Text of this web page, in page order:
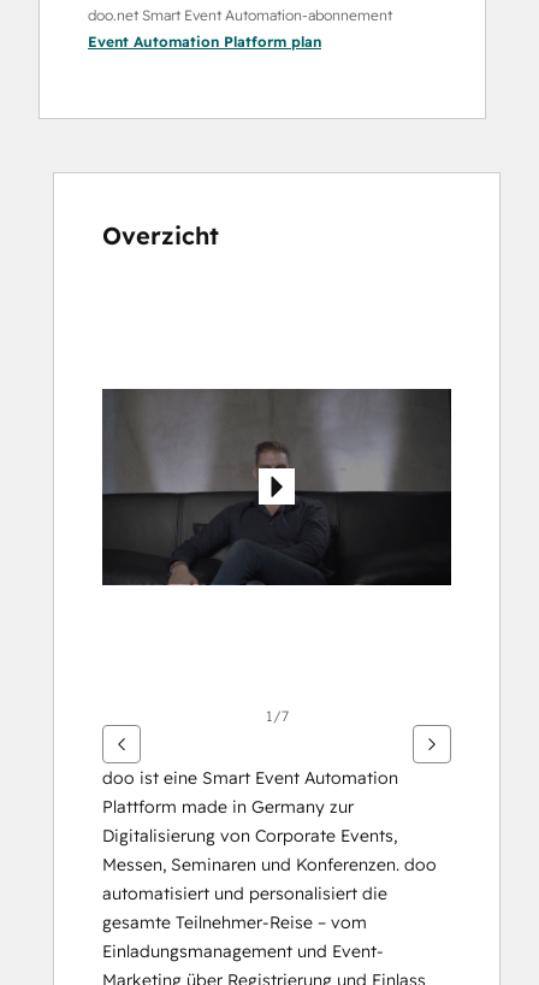
doo.net Smart Event Automation-abonnement
Event Automation Platform plan
Overzicht
1/7
doo ist eine Smart Event Automation
Plattform made in Germany zur
Digitalisierung von Corporate Events,
Messen, Seminaren und Konferenzen. doo
automatisiert und personalisiert die
gesamte Teilnehmer-Reise – vom
Einladungsmanagement und Event-
Marketing über Registrierung und Einlass